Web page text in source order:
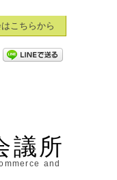
こちらから
議所
and